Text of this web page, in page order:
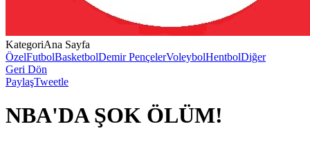
KategoriAna Sayfa
ÖzelFutbolBasketbolDemir PençelerVoleybolHentbolDiğer
Geri Dön
PaylaşTweetle
NBA'DA ŞOK ÖLÜM!